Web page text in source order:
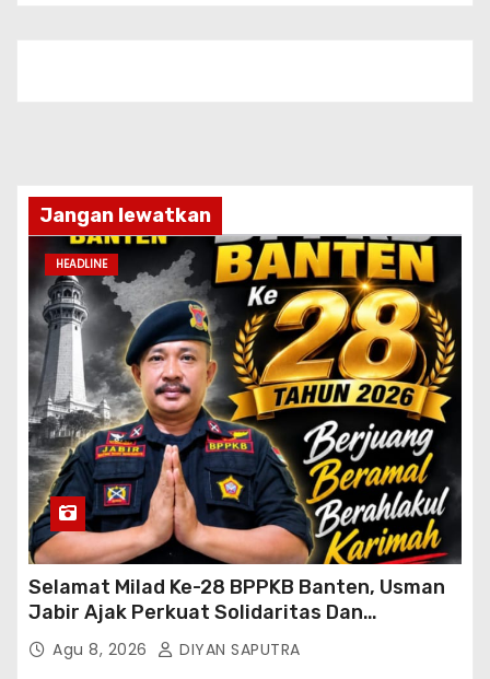
Jangan lewatkan
HEADLINE
Selamat Milad Ke-28 BPPKB Banten, Usman
Jabir Ajak Perkuat Solidaritas Dan
Kebersamaan
Agu 8, 2026 DIYAN SAPUTRA